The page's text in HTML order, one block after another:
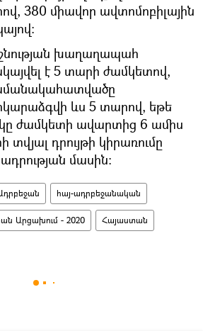
380 միավոր ավտոմոբիլային
խաղաղապահ
է 5 տարի ժամկետով,
ևս 5 տարով, եթե
ժամկետի ավարտից 6 ամիս
դրույթի կիրառումը
մասին:
հայ-ադրբեջանական
Արցախում - 2020 Հայաստան